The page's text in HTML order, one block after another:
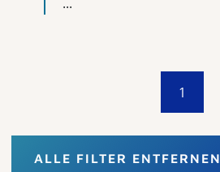
1
ALLE FILTER ENTFERNEN